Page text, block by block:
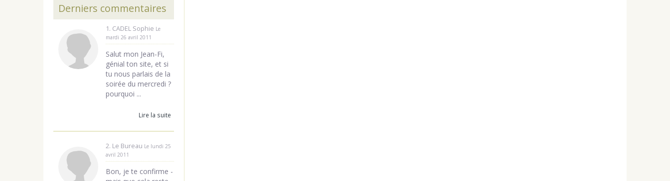
Derniers commentaires
1. CADEL Sophie Le
mardi 26 avril 2011
Salut mon Jean-Fi,
génial ton site, et si
tu nous parlais de la
soirée du mercredi ?
pourquoi ...
Lire la suite
2. Le Bureau Le lundi 25
avril 2011
Bon, je te confirme -